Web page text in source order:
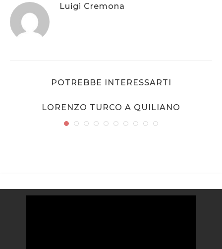
Luigi Cremona
POTREBBE INTERESSARTI
LORENZO TURCO A QUILIANO